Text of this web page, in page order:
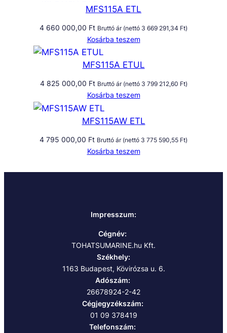
MFS115A ETL
4 660 000,00 Ft Bruttó ár (nettó 3 669 291,34 Ft)
Kosárba teszem
MFS115A ETUL
4 825 000,00 Ft Bruttó ár (nettó 3 799 212,60 Ft)
Kosárba teszem
MFS115AW ETL
4 795 000,00 Ft Bruttó ár (nettó 3 775 590,55 Ft)
Kosárba teszem
Impresszum:
Cégnév:
TOHATSUMARINE.hu Kft.
Székhely:
1163 Budapest, Kövirózsa u. 6.
Adószám:
26678924-2-42
Cégjegyzékszám:
01 09 378419
Telefonszám: